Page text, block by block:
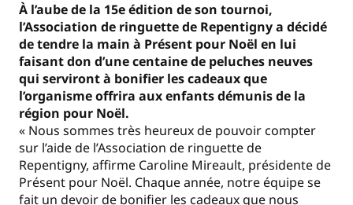
À l’aube de la 15e édition de son tournoi,
l’Association de ringuette de Repentigny a décidé
de tendre la main à Présent pour Noël en lui
faisant don d’une centaine de peluches neuves
qui serviront à bonifier les cadeaux que
l’organisme offrira aux enfants démunis de la
région pour Noël.
« Nous sommes très heureux de pouvoir compter
sur l’aide de l’Association de ringuette de
Repentigny, affirme Caroline Mireault, présidente de
Présent pour Noël. Chaque année, notre équipe se
fait un devoir de bonifier les cadeaux que nous